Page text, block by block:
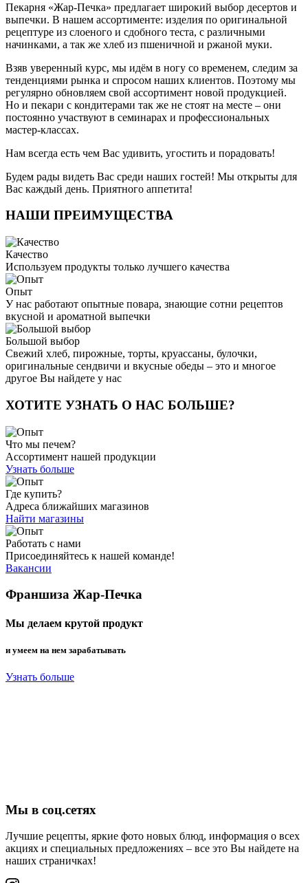
Пекарня «Жар-Печка» предлагает широкий выбор десертов и
выпечки. В нашем ассортименте: изделия по оригинальной
рецептуре из слоеного и сдобного теста, с различными
начинками, а так же хлеб из пшеничной и ржаной муки.
Взяв уверенный курс, мы идём в ногу со временем, следим за
тенденциями рынка и спросом наших клиентов. Поэтому мы
регулярно обновляем свой ассортимент новой продукцией.
Но и пекари с кондитерами так же не стоят на месте – они
постоянно участвуют в семинарах и профессиональных
мастер-классах.
Нам всегда есть чем Вас удивить, угостить и порадовать!
Будем рады видеть Вас среди наших гостей! Мы открыты для
Вас каждый день. Приятного аппетита!
НАШИ ПРЕИМУЩЕСТВА
Качество
Используем продукты только лучшего качества
Опыт
У нас работают опытные повара, знающие сотни рецептов
вкусной и ароматной выпечки
Большой выбор
Свежий хлеб, пирожные, торты, круассаны, булочки,
оригинальные сендвичи и вкусные обеды – это и многое
другое Вы найдете у нас
ХОТИТЕ УЗНАТЬ О НАС БОЛЬШЕ?
Что мы печем?
Ассортимент нашей продукции
Узнать больше
Где купить?
Адреса ближайших магазинов
Найти магазины
Работать с нами
Присоединяйтесь к нашей команде!
Вакансии
Франшиза Жар-Печка
Мы делаем крутой продукт
и умеем на нем зарабатывать
Узнать больше
Мы в соц.сетях
Лучшие рецепты, яркие фото новых блюд, информация о всех
акциях и специальных предложениях – все это Вы найдете на
наших страничках!